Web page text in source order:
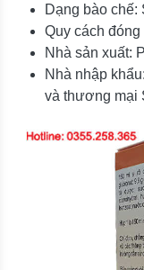
Dạng bào chế:
Quy cách
Nhà sản xuất:
Nhà nhập
và thương mại